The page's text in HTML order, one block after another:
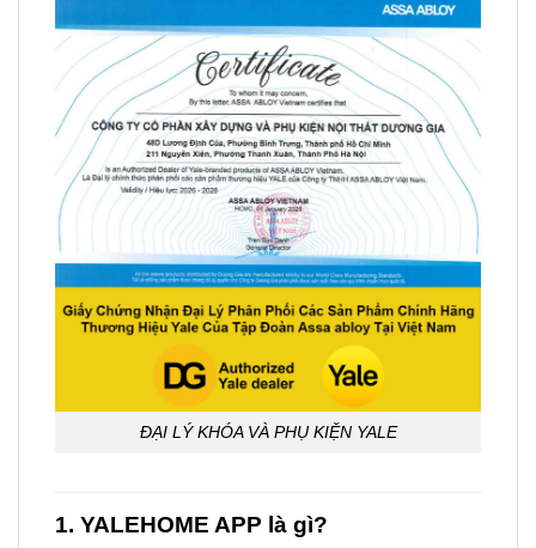
ĐẠI LÝ KHÓA VÀ PHỤ KIỆN YALE
1. YALEHOME APP là gì?